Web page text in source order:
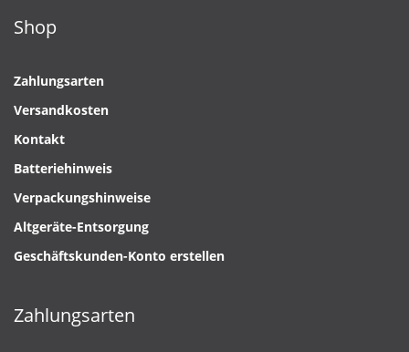
Shop
Zahlungsarten
Versandkosten
Kontakt
Batteriehinweis
Verpackungshinweise
Altgeräte-Entsorgung
Geschäftskunden-Konto erstellen
Zahlungsarten